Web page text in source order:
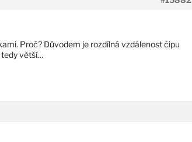
Proč? Důvodem je rozdílná vzdálenost čipu
tedy větší…